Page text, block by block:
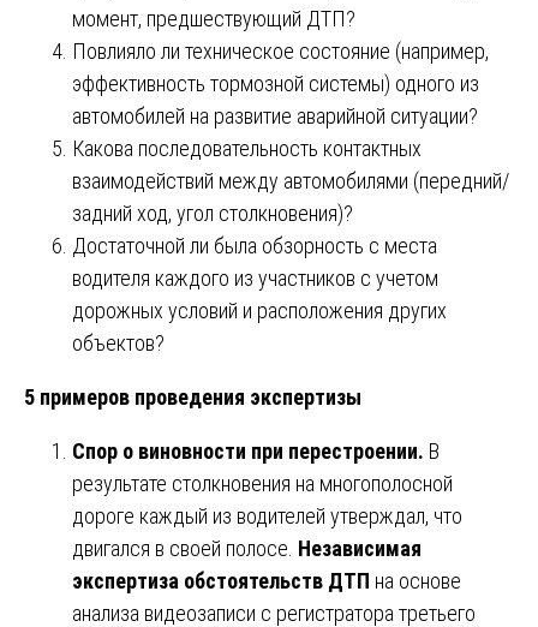
момент, предшествующий ДТП?
Повлияло ли техническое состояние (например,
эффективность тормозной системы) одного из
автомобилей на развитие аварийной ситуации?
Какова последовательность контактных
взаимодействий между автомобилями (передний/
задний ход, угол столкновения)?
Достаточной ли была обзорность с места
водителя каждого из участников с учетом
дорожных условий и расположения других
объектов?
5 примеров проведения экспертизы
Спор о виновности при перестроении. В
результате столкновения на многополосной
дороге каждый из водителей утверждал, что
двигался в своей полосе. Независимая
экспертиза обстоятельств ДТП на основе
анализа видеозаписи с регистратора третьего